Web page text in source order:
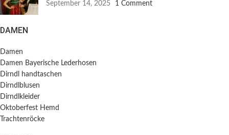
September 14, 2025 1 Comment
DAMEN
Damen
Damen Bayerische Lederhosen
Dirndl handtaschen
Dirndlblusen
Dirndlkleider
Oktoberfest Hemd
Trachtenröcke